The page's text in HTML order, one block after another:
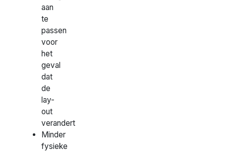
aan
te
passen
voor
het
geval
dat
de
lay-
out
verandert
Minder
fysieke